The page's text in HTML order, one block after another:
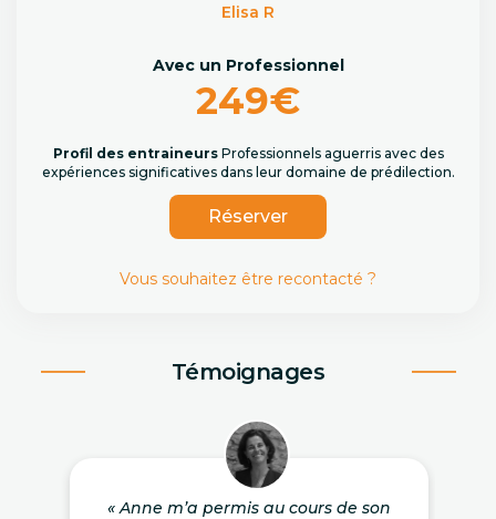
Elisa R
Avec un Professionnel
249€
Profil des entraineursProfessionnels aguerris avec des
expériences significatives dans leur domaine de prédilection.
Réserver
Vous souhaitez être recontacté ?
Témoignages
« Anne m’a permis au cours de son